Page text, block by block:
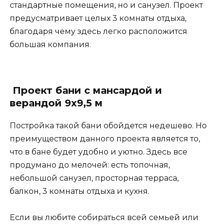
стандартные помещения, но и санузел. Проект
предусматривает целых 3 комнаты отдыха,
благодаря чему здесь легко расположится
большая компания.
Проект бани с мансардой и
верандой 9х9,5 м
Постройка такой бани обойдется недешево. Но
преимуществом данного проекта является то,
что в бане будет удобно и уютно. Здесь все
продумано до мелочей: есть топочная,
небольшой санузел, просторная терраса,
балкон, 3 комнаты отдыха и кухня.
Если вы любите собираться всей семьей или